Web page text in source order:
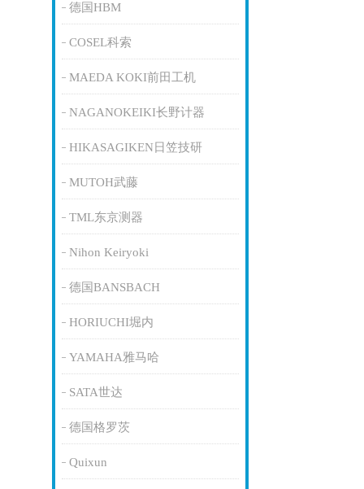
德国HBM
COSEL科索
MAEDA KOKI前田工机
NAGANOKEIKI长野计器
HIKASAGIKEN日笠技研
MUTOH武藤
TML东京测器
Nihon Keiryoki
德国BANSBACH
HORIUCHI堀内
YAMAHA雅马哈
SATA世达
德国格罗茨
Quixun